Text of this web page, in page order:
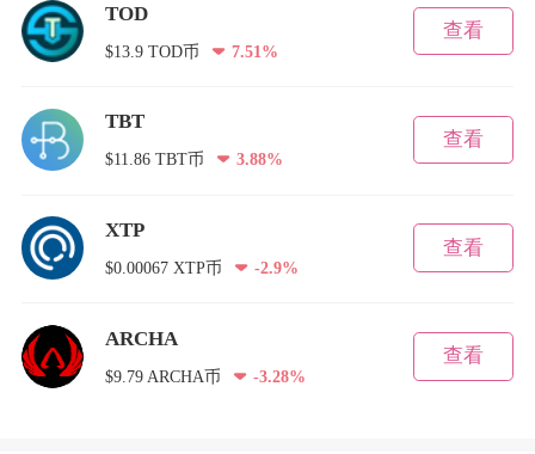
TOD
$13.9 TOD币 7.51%
查看
TBT
$11.86 TBT币 3.88%
查看
XTP
$0.00067 XTP币 -2.9%
查看
ARCHA
$9.79 ARCHA币 -3.28%
查看